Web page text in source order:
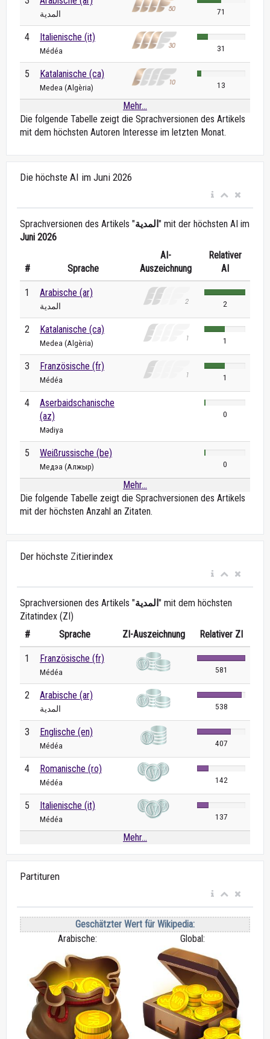
المدية 71
4 Italienische (it)
Médéa 31
5 Katalanische (ca)
Medea (Algèria) 13
Mehr...
Die folgende Tabelle zeigt die Sprachversionen des Artikels
mit dem höchsten Autoren Interesse im letzten Monat.
Die höchste AI im Juni 2026
Sprachversionen des Artikels "المدية" mit der höchsten AI im
Juni 2026
# Sprache
AI-
Auszeichnung
Relativer
AI
1 Arabische (ar)
المدية 2
2 Katalanische (ca)
Medea (Algèria) 1
3 Französische (fr)
Médéa 1
4
Aserbaidschanische
(az)
Mədiya
0
5 Weißrussische (be)
Медэа (Алжыр) 0
Mehr...
Die folgende Tabelle zeigt die Sprachversionen des Artikels
mit der höchsten Anzahl an Zitaten.
Der höchste Zitierindex
Sprachversionen des Artikels "المدية" mit dem höchsten
Zitatindex (ZI)
#
Sprache ZI-Auszeichnung Relativer ZI
1 Französische (fr)
Médéa 581
2 Arabische (ar)
المدية 538
3 Englische (en)
Médéa 407
4 Romanische (ro)
Médéa 142
5 Italienische (it)
Médéa 137
Mehr...
Partituren
Geschätzter Wert für Wikipedia:
Arabische:
Global: